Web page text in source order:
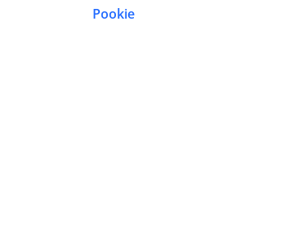
Pookie